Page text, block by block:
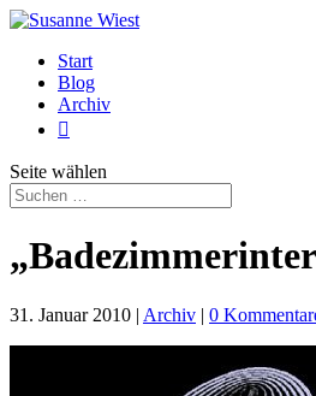
Start
Blog
Archiv

Seite wählen
31. Januar 2010 | Archiv | 0